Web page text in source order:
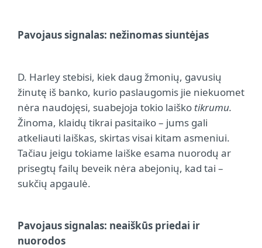
Pavojaus signalas: nežinomas siuntėjas
D. Harley stebisi, kiek daug žmonių, gavusių
žinutę iš banko, kurio paslaugomis jie niekuomet
nėra naudojęsi, suabejoja tokio laiško tikrumu.
Žinoma, klaidų tikrai pasitaiko – jums gali
atkeliauti laiškas, skirtas visai kitam asmeniui.
Tačiau jeigu tokiame laiške esama nuorodų ar
prisegtų failų beveik nėra abejonių, kad tai –
sukčių apgaulė.
Pavojaus signalas: neaiškūs priedai ir
nuorodos